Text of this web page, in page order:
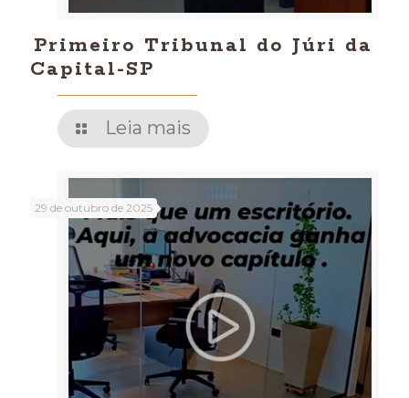
Primeiro Tribunal do Júri da
Capital-SP
Leia mais
29 de outubro de 2025